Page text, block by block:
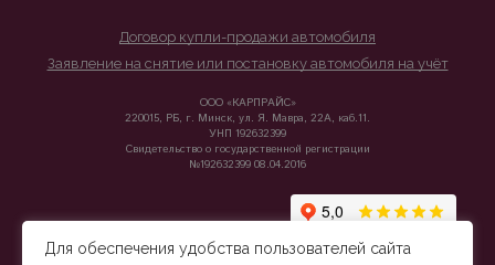
Договор купли-продажи автомобиля
Заявление на снятие или постановку автомобиля на учёт
ООО «КАРПРАЙС»
220015, РБ, г. Минск, ул. Я. Мавра, 22А, каб.11.
УНП 192632399
Свидетельство о государственной регистрации
№192632399 08.04.2016
Для обеспечения удобства пользователей сайта